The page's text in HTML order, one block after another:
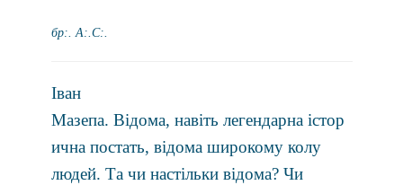
бр:. А:.С:.
Іван
Мазепа. Відома, навіть легендарна істор
ична постать, відома широкому колу
людей. Та чи настільки відома? Чи